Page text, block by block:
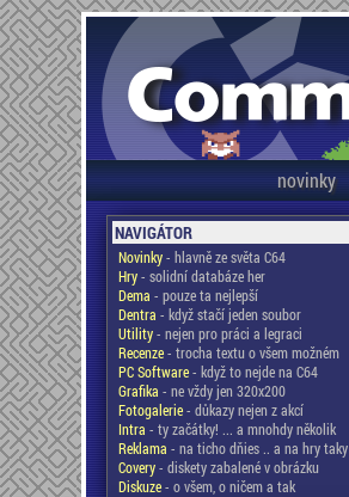
novinky
NAVIGÁTOR
Novinky- hlavně ze světa C64
Hry- solidní databáze her
Dema - pouze ta nejlepší
Dentra - když stačí jeden soubor
Utility- nejen pro práci a legraci
Recenze- trocha textu o všem možném
PC Software- když to nejde na C64
Grafika - ne vždy jen 320x200
Fotogalerie- důkazy nejen z akcí
Intra - ty začátky! ... a mnohdy několik
Reklama - na ticho dňies .. a na hry taky
Covery- diskety zabalené v obrázku
Diskuze- o všem, o ničem a tak